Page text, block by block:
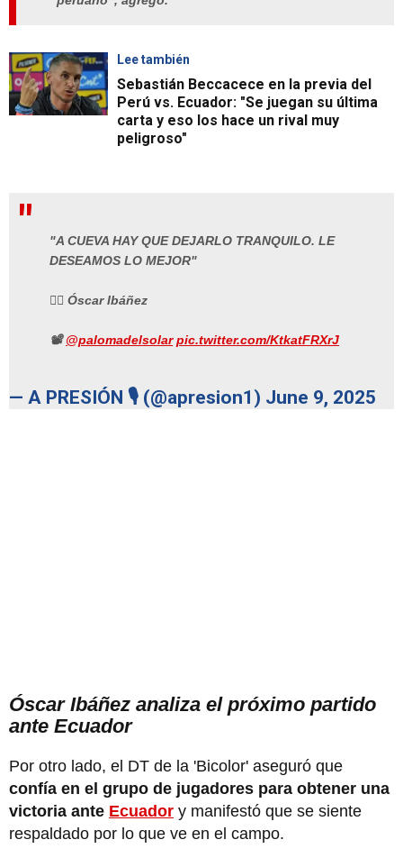
Lee también
Sebastián Beccacece en la previa del
Perú vs. Ecuador: "Se juegan su última
carta y eso los hace un rival muy
peligroso"
"A CUEVA HAY QUE DEJARLO TRANQUILO. LE
DESEAMOS LO MEJOR"
✍🏼 Óscar Ibáñez
📽️@palomadelsolar pic.twitter.com/KtkatFRXrJ
— A PRESIÓN 🎙️ (@apresion1) June 9, 2025
Óscar Ibáñez analiza el próximo partido
ante Ecuador
Por otro lado, el DT de la 'Bicolor' aseguró que
confía en el grupo de jugadores para obtener una
victoria ante Ecuador y manifestó que se siente
respaldado por lo que ve en el campo.